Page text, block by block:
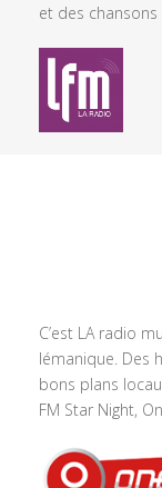
et des chansons
C’est LA radio
lémanique. Des
bons plans
FM Star Night,